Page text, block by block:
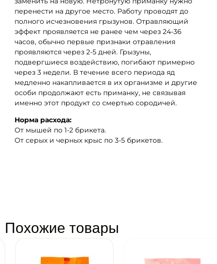
перенести на другое место. Работу проводят до
полного исчезновения грызунов. Отравляющий
эффект проявляется не ранее чем через 24-36
часов, обычно первые признаки отравления
проявляются через 2-5 дней. Грызуны,
подвергшиеся воздействию, погибают примерно
через 3 недели. В течение всего периода яд
медленно накапливается в их организме и другие
особи продолжают есть приманку, не связывая
именно этот продукт со смертью сородичей.
Норма расхода:
От мышей по 1-2 брикета.
От серых и черных крыс по 3-5 брикетов.
Похожие товары